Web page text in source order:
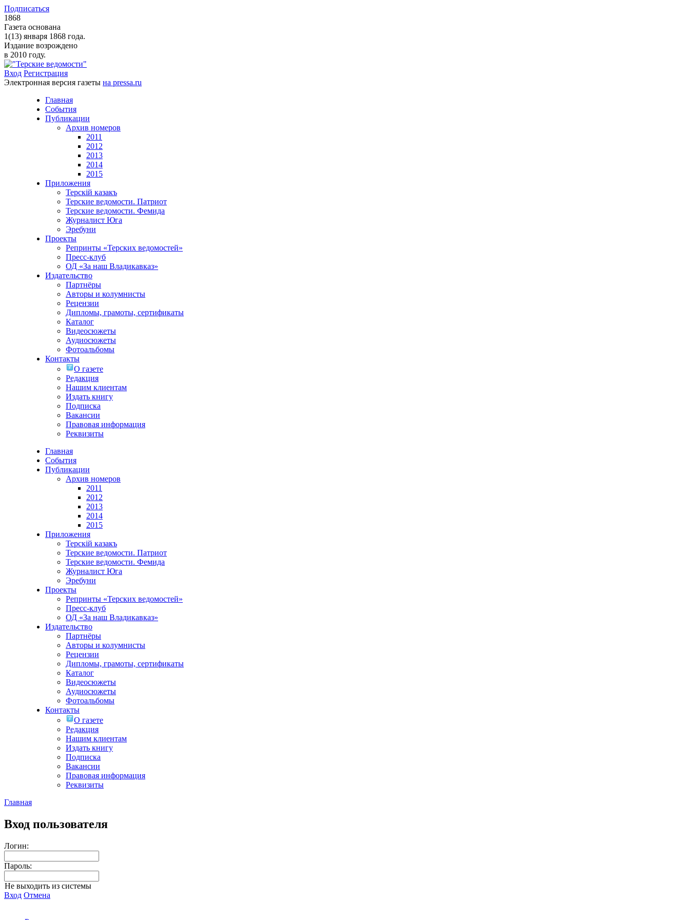
Подписаться
1868
Газета основана
1(13) января 1868 года.
Издание возрождено
в 2010 году.
Вход Регистрация
Электронная версия газеты на pressa.ru
Главная
События
Публикации
Архив номеров
2011
2012
2013
2014
2015
Приложения
Терскiй казакъ
Терские ведомости. Патриот
Терские ведомости. Фемида
Журналист Юга
Эребуни
Проекты
Репринты «Терских ведомостей»
Пресс-клуб
ОД «За наш Владикавказ»
Издательство
Партнёры
Авторы и колумнисты
Рецензии
Дипломы, грамоты, сертификаты
Каталог
Видеосюжеты
Аудиосюжеты
Фотоальбомы
Контакты
О газете
Редакция
Нашим клиентам
Издать книгу
Подписка
Вакансии
Правовая информация
Реквизиты
Главная
События
Публикации
Архив номеров
2011
2012
2013
2014
2015
Приложения
Терскiй казакъ
Терские ведомости. Патриот
Терские ведомости. Фемида
Журналист Юга
Эребуни
Проекты
Репринты «Терских ведомостей»
Пресс-клуб
ОД «За наш Владикавказ»
Издательство
Партнёры
Авторы и колумнисты
Рецензии
Дипломы, грамоты, сертификаты
Каталог
Видеосюжеты
Аудиосюжеты
Фотоальбомы
Контакты
О газете
Редакция
Нашим клиентам
Издать книгу
Подписка
Вакансии
Правовая информация
Реквизиты
Главная
Вход пользователя
Логин:
Пароль:
Не выходить из системы
Вход Отмена